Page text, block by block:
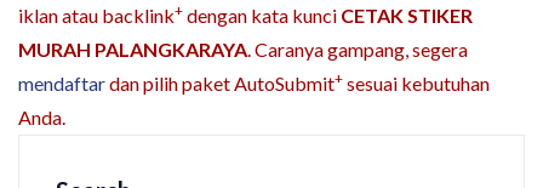
iklan atau backlink+ dengan kata kunci CETAK STIKER
MURAH PALANGKARAYA. Caranya gampang, segera
mendaftardan pilih paket AutoSubmit+ sesuai kebutuhan
Anda.